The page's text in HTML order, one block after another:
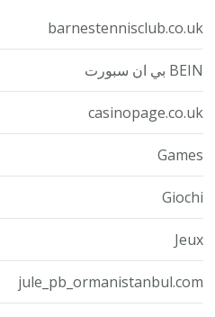
barnestennisclub.co.uk
BEIN بي ان سبورت
casinopage.co.uk
Games
Giochi
Jeux
jule_pb_ormanistanbul.com